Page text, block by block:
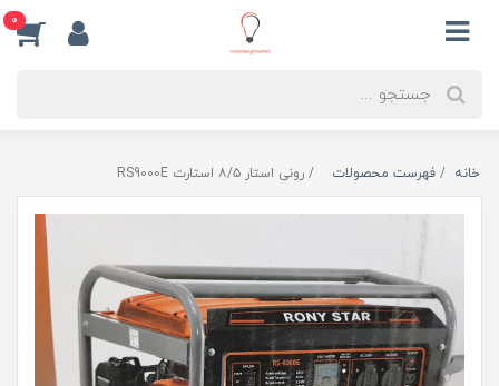
0
خانه فهرست محصولات رونی استار ۸/۵ استارت RS9000E